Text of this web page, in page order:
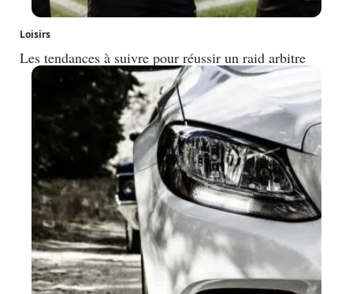
Loisirs
Les tendances à suivre pour réussir un raid arbitre